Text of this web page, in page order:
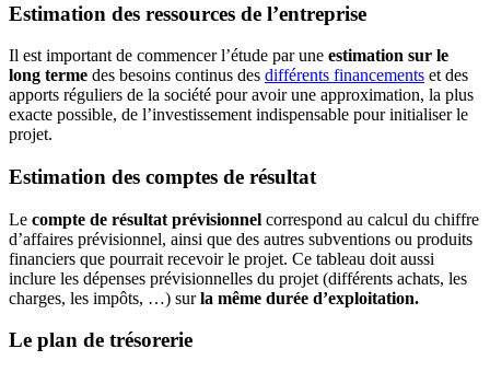
Estimation des ressources de l’entreprise
Il est important de commencer l’étude par une estimation sur le
long terme des besoins continus des différents financements et des
apports réguliers de la société pour avoir une approximation, la plus
exacte possible, de l’investissement indispensable pour initialiser le
projet.
Estimation des comptes de résultat
Le compte de résultat prévisionnel correspond au calcul du chiffre
d’affaires prévisionnel, ainsi que des autres subventions ou produits
financiers que pourrait recevoir le projet. Ce tableau doit aussi
inclure les dépenses prévisionnelles du projet (différents achats, les
charges, les impôts, …) surla même durée d’exploitation.
Le plan de trésorerie